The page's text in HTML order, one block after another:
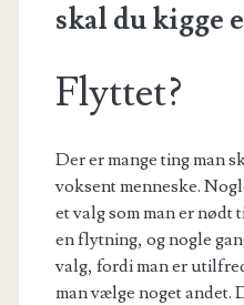
skal du kigge
Flyttet?
Der er mange ting man
voksent menneske.
et valg som man er
en flytning, og nogle
valg, fordi man er
man vælge noget andet.